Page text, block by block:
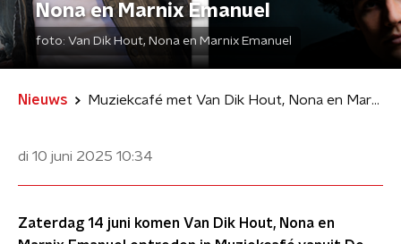
Nona en Marnix Emanuel
foto: Van Dik Hout, Nona en Marnix Emanuel
Nieuws Muziekcafé met Van Dik Hout, Nona en Marnix Emanuel
di 10 juni 2025 10:34
Zaterdag 14 juni komen Van Dik Hout, Nona en